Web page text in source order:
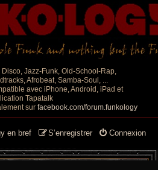
Disco, Jazz-Funk, Old-School-Rap,
Afrobeat, Samba-Soul, ...
avec iPhone, Android, iPad et
Tapatalk
sur facebook.com/forum.funkology
Connexion
S’enregistrer
en bref